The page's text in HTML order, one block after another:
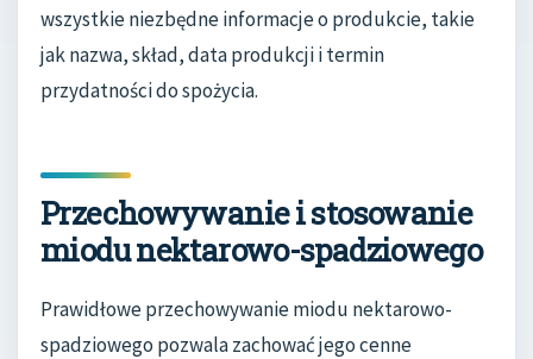
wszystkie niezbędne informacje o produkcie, takie
jak nazwa, skład, data produkcji i termin
przydatności do spożycia.
Przechowywanie i stosowanie
miodu nektarowo-spadziowego
Prawidłowe przechowywanie miodu nektarowo-
spadziowego pozwala zachować jego cenne